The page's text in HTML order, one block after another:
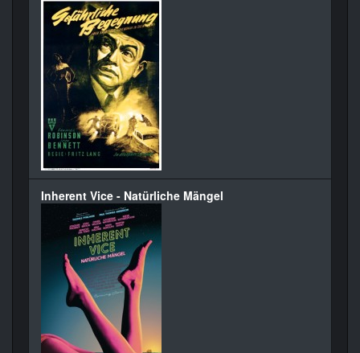
Inherent Vice - Natürliche Mängel